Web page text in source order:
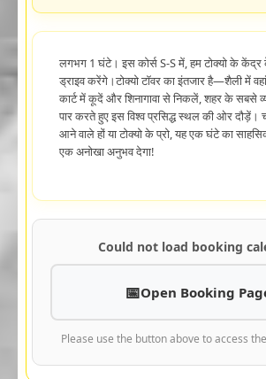
लगभग 1 घंटे। इस कोर्स S-S में, हम टोक्यो के
ड्राइव करेंगे।टोक्यो टॉवर का इंतजार है—शैली में
कार्ट में कूदें और शिनागावा से निकलें, शहर के सबसे
पार करते हुए इस विश्व प्रसिद्ध स्थल की ओर दौड़ें।
आने वाले हों या टोक्यो के प्रो, यह एक घंटे का
एक अनोखा अनुभव देगा!
Could not load booking
Open Booking
Please use the button above to access